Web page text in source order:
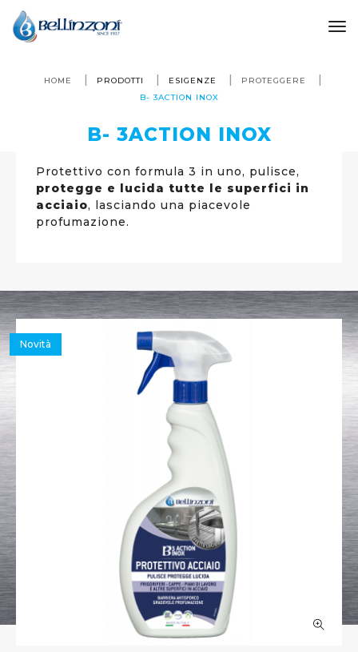
HOME PRODOTTI ESIGENZE
PROTEGGERE
B- 3ACTION INOX
B- 3ACTION INOX
Protettivo con formula 3 in uno, pulisce,
protegge e lucida tutte le superfici in
acciaio, lasciando una piacevole
profumazione.
Novità